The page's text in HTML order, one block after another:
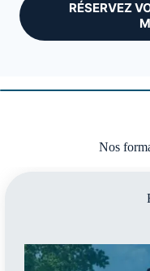
RÉSERVEZ
Nos